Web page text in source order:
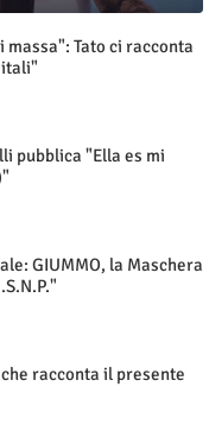
Tato ci racconta
pubblica "Ella es mi
GIUMMO, la Maschera
racconta il presente